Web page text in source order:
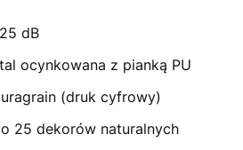
dB
ocynkowana z pianką PU
(druk cyfrowy)
25 dekorów naturalnych